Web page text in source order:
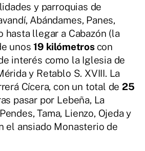
y parroquias de
Abándames, Panes,
hasta llegar a Cabazón (la
unos19 kilómetros con
interés como la Iglesia de
y Retablo S. XVIII. La
Cícera, con un total de25
pasar por Lebeña, La
Tama, Lienzo, Ojeda y
el ansiado Monasterio de